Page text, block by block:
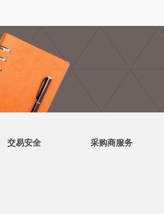
交易安全 采购商服务